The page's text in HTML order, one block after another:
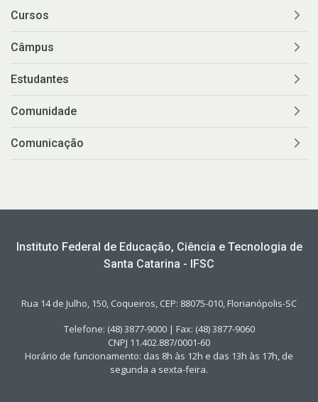
Cursos
Câmpus
Estudantes
Comunidade
Comunicação
Instituto Federal de Educação, Ciência e Tecnologia de
Santa Catarina - IFSC
Rua 14 de Julho, 150, Coqueiros, CEP: 88075-010, Florianópolis-SC
Telefone: (48) 3877-9000 | Fax: (48) 3877-9060
CNPJ 11.402.887/0001-60
Horário de funcionamento: das 8h às 12h e das 13h às 17h, de
segunda a sexta-feira.